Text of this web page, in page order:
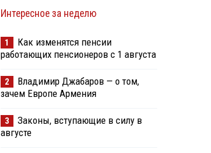
Интересное за неделю
1
Как изменятся пенсии
работающих пенсионеров с 1 августа
2
Владимир Джабаров — о том,
зачем Европе Армения
3
Законы, вступающие в силу в
августе